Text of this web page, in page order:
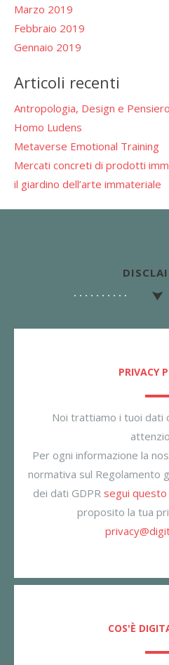
Marzo 2019
Febbraio 2019
Gennaio 2019
Articoli recenti
Antropologia, Design e
Homo Ludens
Metaverse Emotional Training
Mercati concreti di prodotti
il giardino dell’arte immateriale
PRIVACY
Noi trattiamo i tuoi dati
Per ogni informazione la
normativa sul Regolamento
dei dati GDPR segui questo
proposito la tua
COS'È